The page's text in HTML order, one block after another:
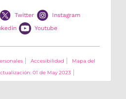
Twitter
Instagram
Youtube
Accesibilidad
Mapa del
01 de May 2023